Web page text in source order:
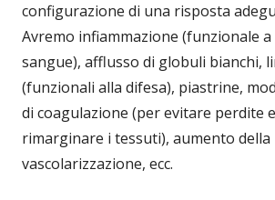
configurazione di una risposta
Avremo infiammazione (funzionale
sangue), afflusso di globuli bianchi,
(funzionali alla difesa), piastrine,
di coagulazione (per evitare perdite
rimarginare i tessuti), aumento della
vascolarizzazione, ecc.